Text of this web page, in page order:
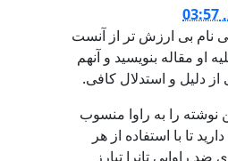
نام بی ارزش تر از آنست
او مقاله بنویسید و آنهم
از دلیل و استدلال کافی.
نوشته را به راوا منسوب
تا با استفاده از هر
راوایی تانرا تبارز